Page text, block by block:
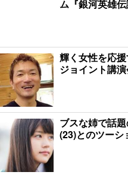
ム『銀河英雄
輝く女性を応
ジョイント講
ブスな姉で話
(23)とのツー